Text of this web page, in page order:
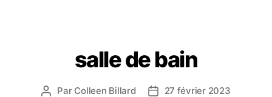
salle de bain
Par Colleen Billard
27 février 2023